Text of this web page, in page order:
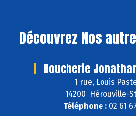
Découvrez Nos
Boucherie
1 rue, Louis
14200 Hérouville-
Téléphone :02 61